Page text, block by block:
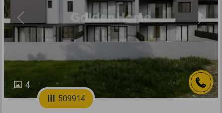
4
Previous Next
509914